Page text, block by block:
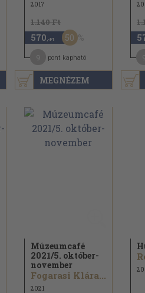
MEGNÉZEM
2017
1.140 Ft
570 ,-Ft 50
pont kapható
Múzeumcafé
2021/5. október-
november
Fogarasi Klára...
2021